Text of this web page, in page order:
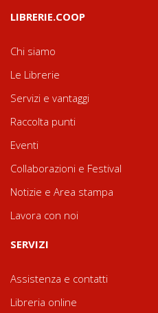
LIBRERIE.COOP
Chi siamo
Le Librerie
Servizi e vantaggi
Raccolta punti
Eventi
Collaborazioni e Festival
Notizie e Area stampa
Lavora con noi
SERVIZI
Assistenza e contatti
Libreria online